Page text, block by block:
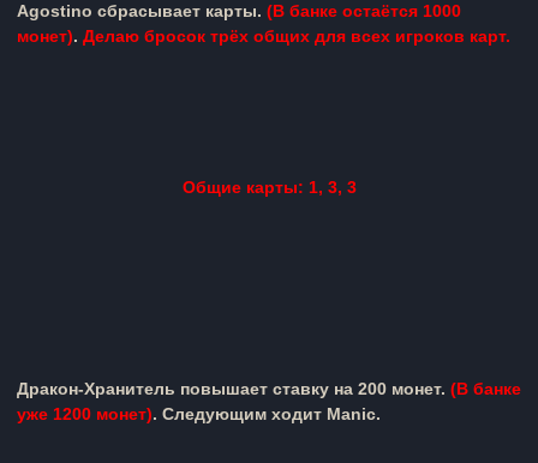
Agostino сбрасывает карты. (В банке остаётся 1000
монет). Делаю бросок трёх общих для всех игроков карт.
Общие карты: 1, 3, 3
Дракон-Хранитель повышает ставку на 200 монет. (В банке
уже 1200 монет). Следующим ходит Manic.